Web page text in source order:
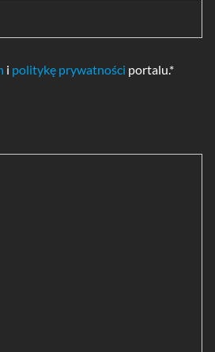
i politykę prywatności portalu.*